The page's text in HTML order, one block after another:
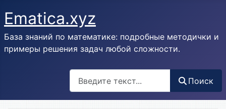
Ematica.xyz
База знаний по математике: подробные методички и
примеры решения задач любой сложности.
Поиск